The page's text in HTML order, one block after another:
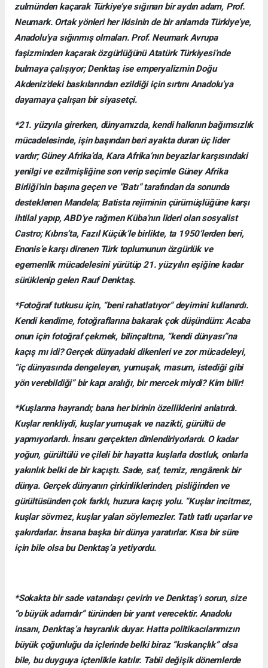
zulmünden kaçarak Türkiye’ye sığınan bir aydın adam, Prof.
Neumark. Ortak yönleri her ikisinin de bir anlamda Türkiye’ye,
Anadolu’ya sığınmış olmaları. Prof. Neumark Avrupa
faşizminden kaçarak özgürlüğünü Atatürk Türkiyesi’nde
bulmaya çalışıyor; Denktaş ise emperyalizmin Doğu
Akdeniz’deki baskılarından ezildiği için sırtını Anadolu’ya
dayamaya çalışan bir siyasetçi.
*21. yüzyıla girerken, dünyamızda, kendi halkının bağımsızlık
mücadelesinde, işin başından beri ayakta duran üç lider
vardır; Güney Afrika’da, Kara Afrika’nın beyazlar karşısındaki
yenilgi ve ezilmişliğine son verip seçimle Güney Afrika
Birliği’nin başına geçen ve “Batı” tarafından da sonunda
desteklenen Mandela; Batista rejiminin çürümüşlüğüne karşı
ihtilal yapıp, ABD’ye rağmen Küba’nın lideri olan sosyalist
Castro; Kıbrıs’ta, Fazıl Küçük’le birlikte, ta 1950’lerden beri,
Enonis’e karşı direnen Türk toplumunun özgürlük ve
egemenlik mücadelesini yürütüp 21. yüzyılın eşiğine kadar
sürüklenip gelen Rauf Denktaş.
*Fotoğraf tutkusu için, “beni rahatlatıyor” deyimini kullanırdı.
Kendi kendime, fotoğraflarına bakarak çok düşündüm: Acaba
onun için fotoğraf çekmek, bilinçaltına, “kendi dünyası”na
kaçış mı idi? Gerçek dünyadaki dikenleri ve zor mücadeleyi,
“iç dünyasında dengeleyen, yumuşak, masum, istediği gibi
yön verebildiği” bir kapı aralığı, bir mercek miydi? Kim bilir!
*Kuşlarına hayrandı; bana her birinin özelliklerini anlatırdı.
Kuşlar renkliydi, kuşlar yumuşak ve nazikti, gürültü de
yapmıyorlardı. İnsanı gerçekten dinlendiriyorlardı. O kadar
yoğun, gürültülü ve çileli bir hayatta kuşlarla dostluk, onlarla
yakınlık belki de bir kaçıştı. Sade, saf, temiz, rengârenk bir
dünya. Gerçek dünyanın çirkinliklerinden, pisliğinden ve
gürültüsünden çok farklı, huzura kaçış yolu. “Kuşlar incitmez,
kuşlar sövmez, kuşlar yalan söylemezler. Tatlı tatlı uçarlar ve
şakırdarlar. İnsana başka bir dünya yaratırlar. Kısa bir süre
için bile olsa bu Denktaş’a yetiyordu.
*Sokakta bir sade vatandaşı çevirin ve Denktaş’ı sorun, size
“o büyük adamdır” türünden bir yanıt verecektir. Anadolu
insanı, Denktaş’a hayranlık duyar. Hatta politikacılarımızın
büyük çoğunluğu da içlerinde belki biraz “kıskançlık” olsa
bile, bu duyguya içtenlikle katılır. Tabii değişik dönemlerde